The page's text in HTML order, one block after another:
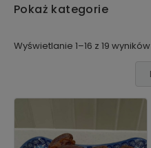
Pokaż kategorie
Wyświetlanie 1–16 z 19 wyników